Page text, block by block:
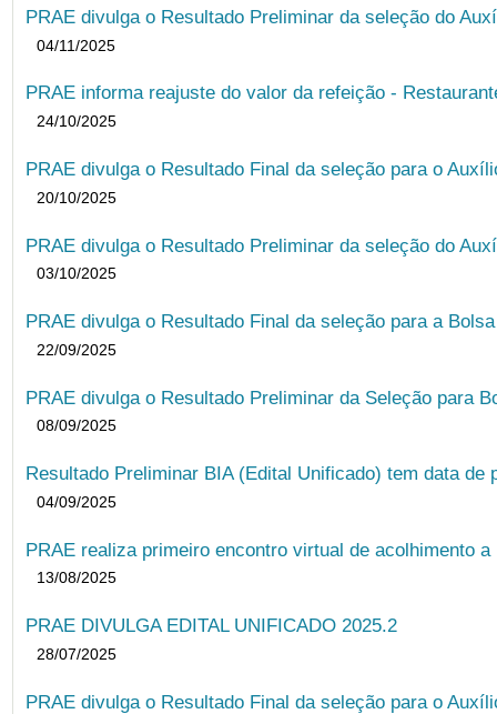
PRAE divulga o Resultado Preliminar da seleção do
04/11/2025
PRAE informa reajuste do valor da refeição -
24/10/2025
PRAE divulga o Resultado Final da seleção para o
20/10/2025
PRAE divulga o Resultado Preliminar da seleção do
03/10/2025
PRAE divulga o Resultado Final da seleção para a
22/09/2025
PRAE divulga o Resultado Preliminar da Seleção para
08/09/2025
Resultado Preliminar BIA (Edital Unificado) tem data de
04/09/2025
PRAE realiza primeiro encontro virtual de acolhimento
13/08/2025
PRAE DIVULGA EDITAL UNIFICADO 2025.2
28/07/2025
PRAE divulga o Resultado Final da seleção para o